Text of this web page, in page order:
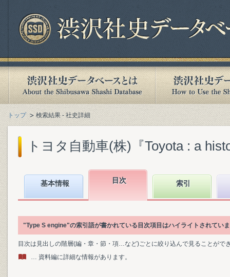
トップ 検索結果 - 社史詳細
トヨタ自動車(株)『Toyota : a
基本情報 目次 索引
"Type S engine"の索引語が書かれている目次項目はハイライトされてい
目次は見出しの階層(編・章・節・項…など)ごとに絞り込んで見ることがで
… 資料編に詳細な情報があります。